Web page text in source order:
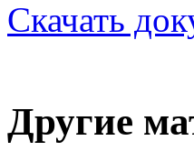
Скачать
Другие